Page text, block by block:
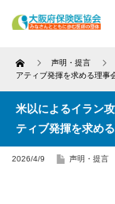
Home 声明・提言
アティブ発揮を求める理事
米以によるイラン
ティブ発揮を求め
2026/4/9 声明・提言